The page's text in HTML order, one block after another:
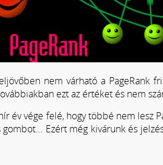
nem várható a PageRank
ezt az értéket és nem
év vége felé, hogy többé nem lesz
Ezért még kivárunk és